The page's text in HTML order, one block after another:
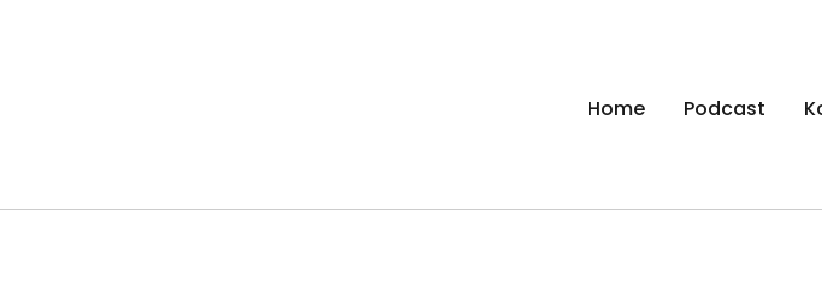
Manierenversagen
Home Podcast